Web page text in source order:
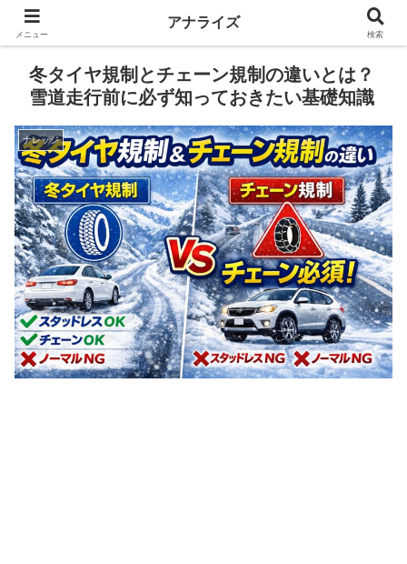
冬タイヤ規制とチェーン規制の違いとは？
雪道走行前に必ず知っておきたい基礎知識
ナレッジ
メニュー
アナライズ
検索